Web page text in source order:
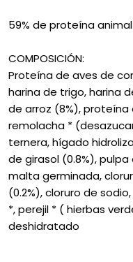
59% de proteína
COMPOSICIÓN:
Proteína de aves de
harina de trigo, harina
de arroz (8%),
remolacha *
ternera, hígado
de girasol (0.8%),
malta germinada,
(0.2%), cloruro de
*, perejil * ( hierbas
deshidratado